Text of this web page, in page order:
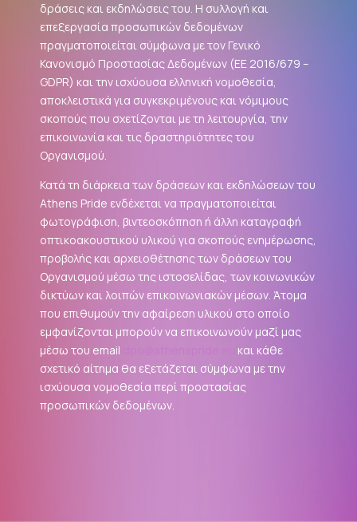
δράσεις και εκδηλώσεις του. Η συλλογή και
επεξεργασία προσωπικών δεδομένων
πραγματοποιείται σύμφωνα με τον Γενικό
Κανονισμό Προστασίας Δεδομένων (ΕΕ 2016/679 –
GDPR) και την ισχύουσα ελληνική νομοθεσία,
αποκλειστικά για συγκεκριμένους και νόμιμους
σκοπούς που σχετίζονται με τη λειτουργία, την
επικοινωνία και τις δραστηριότητες του
Οργανισμού.
Κατά τη διάρκεια των δράσεων και εκδηλώσεων του
Athens Pride ενδέχεται να πραγματοποιείται
φωτογράφιση, βιντεοσκόπηση ή άλλη καταγραφή
οπτικοακουστικού υλικού για σκοπούς ενημέρωσης,
προβολής και αρχειοθέτησης των δράσεων του
Οργανισμού μέσω της ιστοσελίδας, των κοινωνικών
δικτύων και λοιπών επικοινωνιακών μέσων. Άτομα
που επιθυμούν την αφαίρεση υλικού στο οποίο
εμφανίζονται μπορούν να επικοινωνούν μαζί μας
μέσω του email
και κάθε
σχετικό αίτημα θα εξετάζεται σύμφωνα με την
ισχύουσα νομοθεσία περί προστασίας
προσωπικών δεδομένων.